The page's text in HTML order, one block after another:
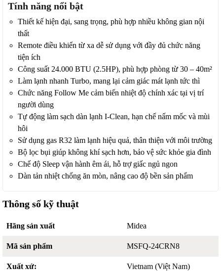
Tính năng nổi bật
Thiết kế hiện đại, sang trọng, phù hợp nhiều không gian nội
thất
Remote điều khiển từ xa dễ sử dụng với đầy đủ chức năng
tiện ích
Công suất 24.000 BTU (2.5HP), phù hợp phòng từ 30 – 40m²
Làm lạnh nhanh Turbo, mang lại cảm giác mát lạnh tức thì
Chức năng Follow Me cảm biến nhiệt độ chính xác tại vị trí
người dùng
Tự động làm sạch dàn lạnh I-Clean, hạn chế nấm mốc và mùi
hôi
Sử dụng gas R32 làm lạnh hiệu quả, thân thiện với môi trường
Bộ lọc bụi giúp không khí sạch hơn, bảo vệ sức khỏe gia đình
Chế độ Sleep vận hành êm ái, hỗ trợ giấc ngủ ngon
Dàn tản nhiệt chống ăn mòn, nâng cao độ bền sản phẩm
Thông số kỹ thuật
Hãng sản xuất Midea
Mã sản phẩm MSFQ-24CRN8
Xuất xứ: Vietnam (Việt Nam)